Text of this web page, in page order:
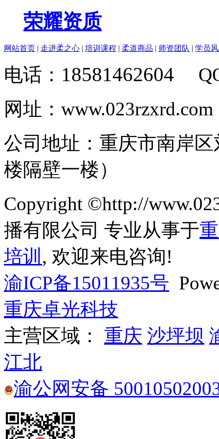
荣耀资质
网站首页 | 走进柔之心 | 培训课程 | 柔道商品 | 师资团队 | 学员
电话： 18581462604
网址：www.023rzxrd.com
公司地址：重庆市南岸
楼隔壁一楼）
Copyright ©http://
播有限公司 专业从事于
培训 , 欢迎来电咨询!
渝ICP备15011935号
重庆卓光科技
主营区域： 重庆 沙坪坝
江北
渝公网安备